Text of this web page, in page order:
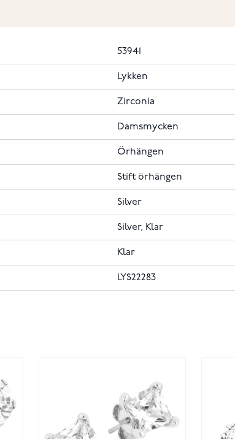
53941
Lykken
Zirconia
Damsmycken
Örhängen
Stift örhängen
Silver
Silver, Klar
Klar
LYS22283